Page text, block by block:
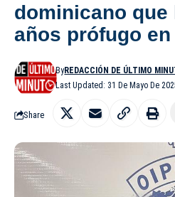
dominicano que
años prófugo en
Last Updated: 31 De Mayo De
ByREDACCIÓN DE ÚLTIMO
Share